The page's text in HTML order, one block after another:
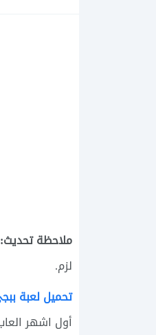
ملاحظة تحديث:
لزم.
تحميل لعبة
أول اشهر